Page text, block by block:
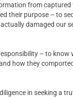
from
their purpose – to
damaged our
– to
how they
in seeking a